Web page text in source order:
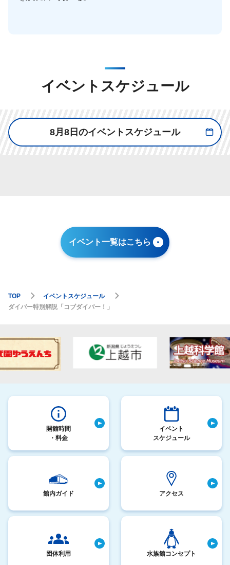
イベントスケジュール
8月8日のイベントスケジュール
イベント一覧はこちら
TOP
イベントスケジュール
ダイバー特別解説「コブダイバー！」
開館時間
・料金
イベント
スケジュール
館内ガイド アクセス
団体利用 水族館コンセプト